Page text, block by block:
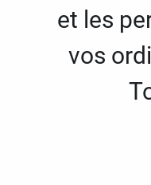
et les
vos